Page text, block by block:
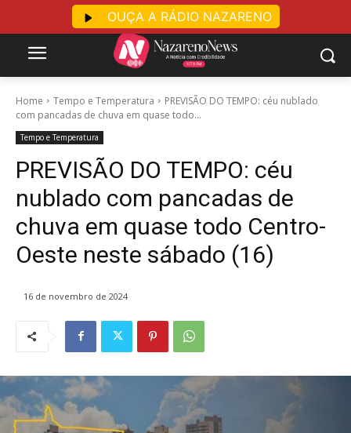
Home Tempo e Temperatura
PREVISÃO DO TEMPO: céu nublado
com pancadas de chuva em quase todo...
Tempo e Temperatura
PREVISÃO DO TEMPO: céu
nublado com pancadas de
chuva em quase todo Centro-
Oeste neste sábado (16)
16 de novembro de 2024
OUÇA A RÁDIO NAZARENO